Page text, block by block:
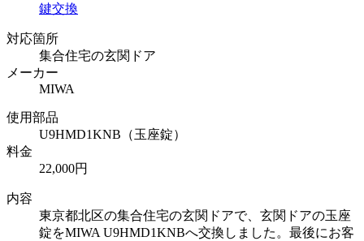
鍵交換
対応箇所
集合住宅の玄関ドア
メーカー
MIWA
使用部品
U9HMD1KNB（玉座錠）
料金
22,000円
内容
東京都北区の集合住宅の玄関ドアで、玄関ドアの玉座
錠をMIWA U9HMD1KNBへ交換しました。最後にお客